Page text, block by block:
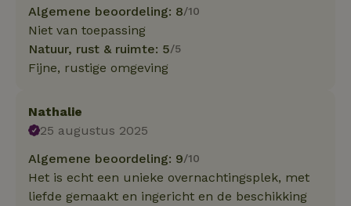
Algemene beoordeling: 8/10
Niet van toepassing
Natuur, rust & ruimte: 5/5
Fijne, rustige omgeving
Nathalie
25 augustus 2025
Algemene beoordeling: 9/10
Het is echt een unieke overnachtingsplek, met
liefde gemaakt en ingericht en de beschikking